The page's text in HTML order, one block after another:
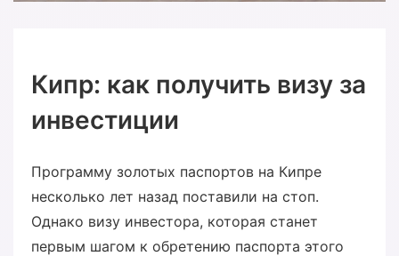
Кипр: как получить визу за
инвестиции
Программу золотых паспортов на Кипре
несколько лет назад поставили на стоп.
Однако визу инвестора, которая станет
первым шагом к обретению паспорта этого